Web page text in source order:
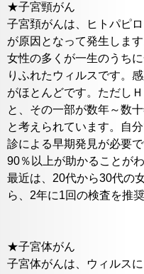
★子宮頸がん
子宮頚がんは、ヒトパピ
が原因となって発生します
女性の多くが一生のうち
りふれたウィルスです。
がほとんどです。ただし
と、その一部が数年～数
と考えられています。自
診による早期発見が必要
90％以上が助かることが
最近は、20代から30代の
ら、2年に1回の検査を推
★子宮体がん
子宮体がんは、ウィルス